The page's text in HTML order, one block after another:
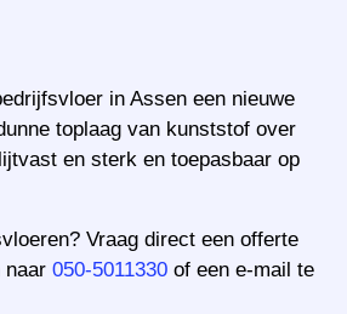
in Assen een nieuwe
toplaag van kunststof over
en sterk en toepasbaar op
Vraag direct een offerte
naar 050-5011330 of een e-mail te